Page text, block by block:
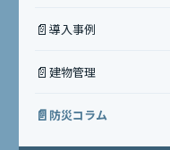
📄 導入事例
📄 建物管理
📄 防災コラム